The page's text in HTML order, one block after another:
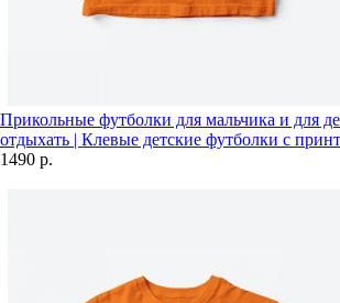
Прикольные футболки для мальчика и для
отдыхать | Клевые детские футболки с
1490 р.